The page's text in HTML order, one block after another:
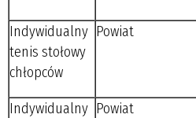
Indywidualny
tenis stołowy
chłopców
Powiat
Indywidualny Powiat